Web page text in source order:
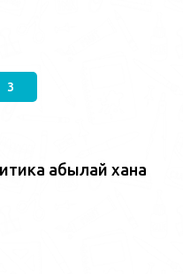
3
абылай хана